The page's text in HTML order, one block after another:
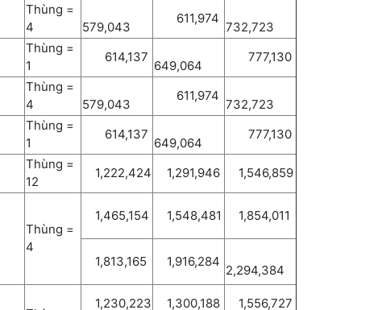
Thùng =
4
579,043
611,974
732,723
Thùng =
1
614,137
649,064
777,130
Thùng =
4
579,043
611,974
732,723
Thùng =
1
614,137
649,064
777,130
Thùng =
12
1,222,424 1,291,946
1,546,859
Thùng =
4
1,465,154 1,548,481 1,854,011
1,813,165 1,916,284
2,294,384
1,230,223 1,300,188 1,556,727